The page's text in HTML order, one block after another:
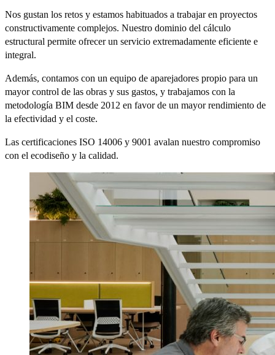
Nos gustan los retos y estamos habituados a trabajar en proyectos
constructivamente complejos. Nuestro dominio del cálculo
estructural permite ofrecer un servicio extremadamente eficiente e
integral.
Además, contamos con un equipo de aparejadores propio para un
mayor control de las obras y sus gastos, y trabajamos con la
metodología BIM desde 2012 en favor de un mayor rendimiento de
la efectividad y el coste.
Las certificaciones ISO 14006 y 9001 avalan nuestro compromiso
con el ecodiseño y la calidad.